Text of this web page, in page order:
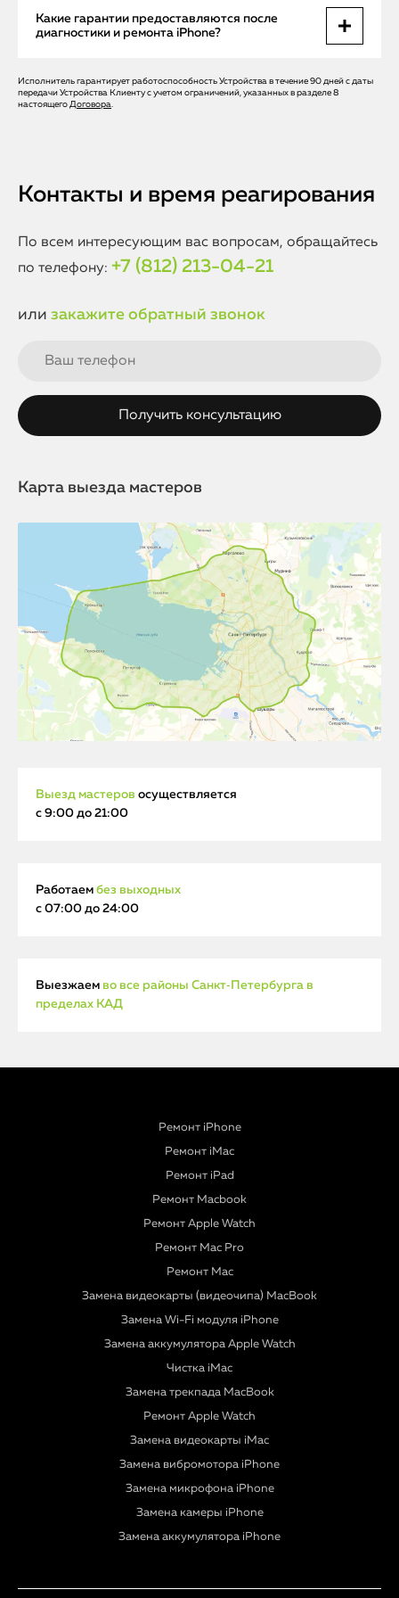
диагностики, а также предлагаем варианты дальнейшего
ремонта с прозрачным ценообразованием.
Да, в сервисном центре Apple Help можно обратиться и
пройти диагностику без предварительной записи, однако
особенно важно в периоды повышенной загруженности,
когда количество заявок на ремонт и диагностику
возрастает.
Какие гарантии предоставляются после
диагностики и ремонта iPhone?
После прохождения диагностики и проведения ремонта в
Apple Help клиент получает официальную гарантию на
Исполнитель гарантирует работоспособность Устройства в течение 90 дней с даты
передачи Устройства Клиенту с учетом ограничений, указанных в разделе 8
настоящего Договора.
Контакты и время реагирования
По всем интересующим вас вопросам, обращайтесь
по телефону: +7 (812) 213-04-21
или закажите обратный звонок
Карта выезда мастеров
Выезд мастеров осуществляется
с 9:00 до 21:00
Работаем без выходных
с 07:00 до 24:00
Выезжаем во все районы Санкт‑Петербурга в
пределах КАД
Ремонт iPhone
Ремонт iMac
Ремонт iPad
Ремонт Macbook
Ремонт Apple Watch
Ремонт Mac Pro
Ремонт Mac
Замена видеокарты (видеочипа) MacBook
Замена Wi-Fi модуля iPhone
Замена аккумулятора Apple Watch
Чистка iMac
Замена трекпада MacBook
Ремонт Apple Watch
Замена видеокарты iMac
Замена вибромотора iPhone
Замена микрофона iPhone
Замена камеры iPhone
Замена аккумулятора iPhone